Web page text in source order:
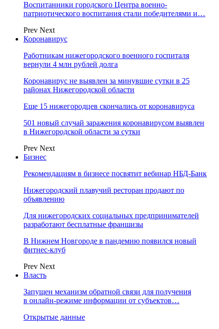
Воспитанники городского Центра военно-
патриотического воспитания стали победителями и…
Prev Next
Коронавирус
Работникам нижегородского военного госпиталя
вернули 4 млн рублей долга
Коронавирус не выявлен за минувшие сутки в 25
районах Нижегородской области
Еще 15 нижегородцев скончались от коронавируса
501 новый случай заражения коронавирусом выявлен
в Нижегородской области за сутки
Prev Next
Бизнес
Рекомендациям в бизнесе посвятит вебинар НБД-Банк
Нижегородский плавучий ресторан продают по
объявлению
Для нижегородских социальных предпринимателей
разработают бесплатные франшизы
В Нижнем Новгороде в пандемию появился новый
фитнес-клуб
Prev Next
Власть
Запущен механизм обратной связи для получения
в онлайн-режиме информации от субъектов…
Открытые данные